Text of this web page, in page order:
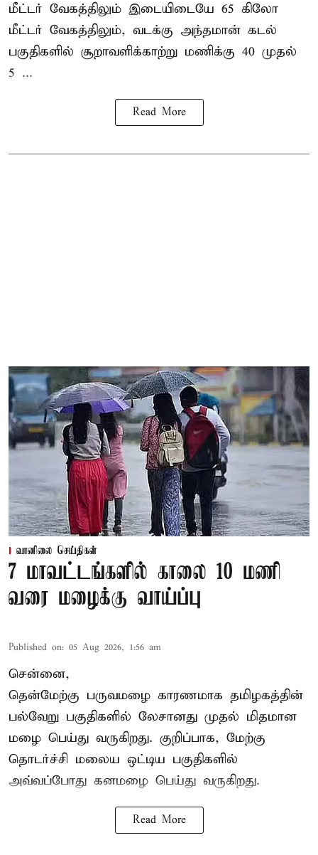
மீட்டர் வேகத்திலும் இடையிடையே 65 கிலோ
மீட்டர் வேகத்திலும், வடக்கு அந்தமான் கடல்
பகுதிகளில் சூறாவளிக்காற்று மணிக்கு 40 முதல்
5 ...
Read More
வானிலை செய்திகள்
7 மாவட்டங்களில் காலை 10 மணி
வரை மழைக்கு வாய்ப்பு
Published on: 05 Aug 2026, 1:56 am
சென்னை,
தென்மேற்கு பருவமழை காரணமாக தமிழகத்தின்
பல்வேறு பகுதிகளில் லேசானது முதல் மிதமான
மழை பெய்து வருகிறது. குறிப்பாக, மேற்கு
தொடர்ச்சி மலைய ஒட்டிய பகுதிகளில்
அவ்வப்போது கனமழை பெய்து வருகிறது.
Read More